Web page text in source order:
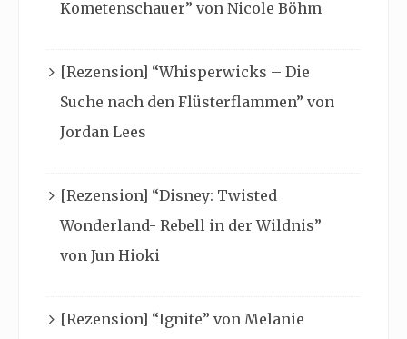
Kometenschauer” von Nicole Böhm
[Rezension] “Whisperwicks – Die
Suche nach den Flüsterflammen” von
Jordan Lees
[Rezension] “Disney: Twisted
Wonderland- Rebell in der Wildnis”
von Jun Hioki
[Rezension] “Ignite” von Melanie